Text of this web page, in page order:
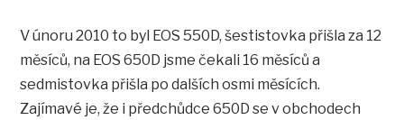
V únoru 2010 to byl EOS 550D, šestistovka přišla za 12
měsíců, na EOS 650D jsme čekali 16 měsíců a
sedmistovka přišla po dalších osmi měsících.
Zajímavé je, že i předchůdce 650D se v obchodech